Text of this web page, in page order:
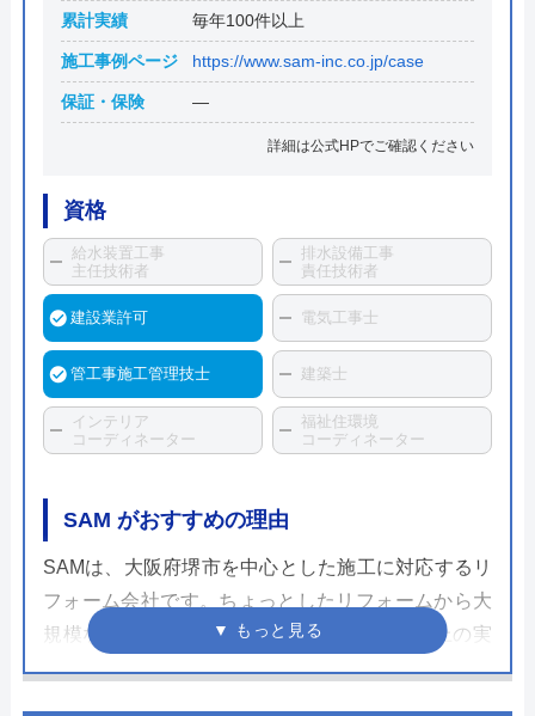
累計実績 毎年100件以上
施工事例ページ https://www.sam-inc.co.jp/case
保証・保険 ―
詳細は公式HPでご確認ください
資格
給水装置工事
主任技術者
排水設備工事
責任技術者
建設業許可 電気工事士
管工事施工管理技士 建築士
インテリア
コーディネーター
福祉住環境
コーディネーター
SAM がおすすめの理由
SAMは、大阪府堺市を中心とした施工に対応するリ
フォーム会社です。ちょっとしたリフォームから大
規模な改築まで、大小合わせて毎年100件以上の実
績があります。